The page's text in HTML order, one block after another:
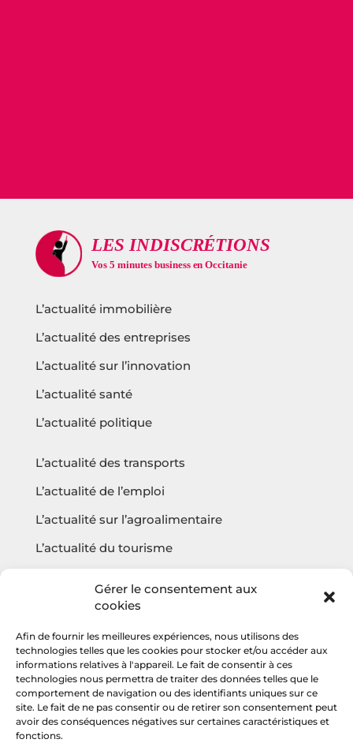
Gérer le consentement aux
cookies
Afin de fournir les meilleures expériences, nous utilisons des
technologies telles que les cookies pour stocker et/ou accéder aux
informations relatives à l'appareil. Le fait de consentir à ces
technologies nous permettra de traiter des données telles que le
comportement de navigation ou des identifiants uniques sur ce
site. Le fait de ne pas consentir ou de retirer son consentement peut
avoir des conséquences négatives sur certaines caractéristiques et
fonctions.
L’actualité immobilière
L’actualité des entreprises
L’actualité sur l’innovation
L’actualité santé
L’actualité politique
L’actualité des transports
L’actualité de l’emploi
L’actualité sur l’agroalimentaire
L’actualité du tourisme
Questions fréquentes
Contact
Agencehv